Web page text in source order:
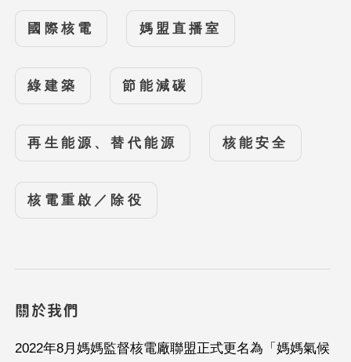
國際核電 媽盟直播室
綠建築 節能減碳
再生能源、替代能源 核能安全
核電重啟／除役
關於我們
2022年8月媽媽監督核電廠聯盟正式更名為「媽媽氣候